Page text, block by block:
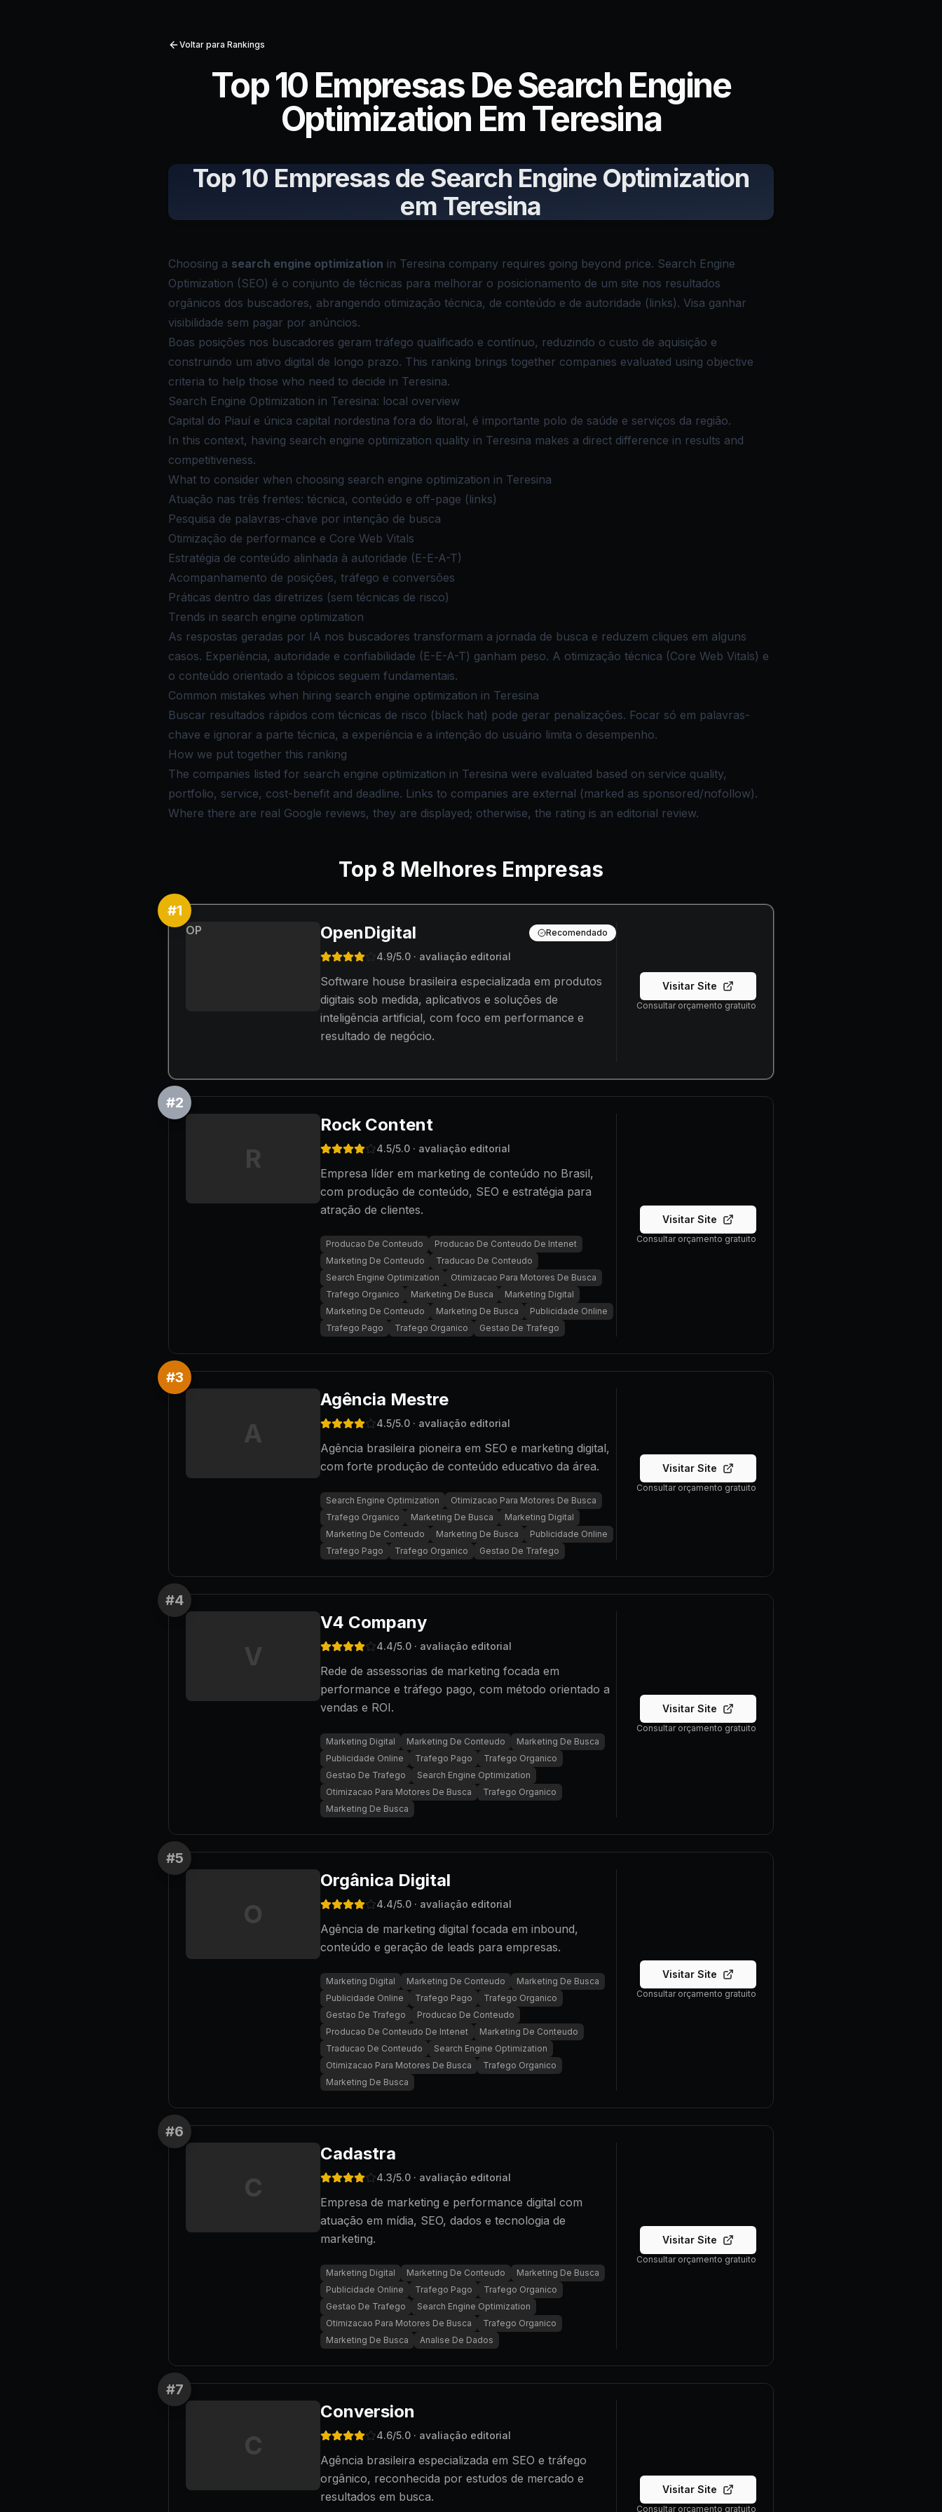
Voltar para Rankings
Top 10 Empresas De Search Engine
Optimization Em Teresina
Top 10 Empresas de Search Engine Optimization
em Teresina
Choosing a search engine optimization in Teresina company requires going beyond price. Search Engine
Optimization (SEO) é o conjunto de técnicas para melhorar o posicionamento de um site nos resultados
orgânicos dos buscadores, abrangendo otimização técnica, de conteúdo e de autoridade (links). Visa ganhar
visibilidade sem pagar por anúncios.
Boas posições nos buscadores geram tráfego qualificado e contínuo, reduzindo o custo de aquisição e
construindo um ativo digital de longo prazo. This ranking brings together companies evaluated using objective
criteria to help those who need to decide in Teresina.
Search Engine Optimization in Teresina: local overview
Capital do Piauí e única capital nordestina fora do litoral, é importante polo de saúde e serviços da região.
In this context, having search engine optimization quality in Teresina makes a direct difference in results and
competitiveness.
What to consider when choosing search engine optimization in Teresina
Atuação nas três frentes: técnica, conteúdo e off-page (links)
Pesquisa de palavras-chave por intenção de busca
Otimização de performance e Core Web Vitals
Estratégia de conteúdo alinhada à autoridade (E-E-A-T)
Acompanhamento de posições, tráfego e conversões
Práticas dentro das diretrizes (sem técnicas de risco)
Trends in search engine optimization
As respostas geradas por IA nos buscadores transformam a jornada de busca e reduzem cliques em alguns
casos. Experiência, autoridade e confiabilidade (E-E-A-T) ganham peso. A otimização técnica (Core Web Vitals) e
o conteúdo orientado a tópicos seguem fundamentais.
Common mistakes when hiring search engine optimization in Teresina
Buscar resultados rápidos com técnicas de risco (black hat) pode gerar penalizações. Focar só em palavras-
chave e ignorar a parte técnica, a experiência e a intenção do usuário limita o desempenho.
How we put together this ranking
The companies listed for search engine optimization in Teresina were evaluated based on service quality,
portfolio, service, cost-benefit and deadline. Links to companies are external (marked as sponsored/nofollow).
Where there are real Google reviews, they are displayed; otherwise, the rating is an editorial review.
Top 8 Melhores Empresas
#1
OP OpenDigital Recomendado
4.9/5.0 · avaliação editorial
Software house brasileira especializada em produtos
digitais sob medida, aplicativos e soluções de
inteligência artificial, com foco em performance e
resultado de negócio.
Visitar Site
Consultar orçamento gratuito
#2
R
Rock Content
4.5/5.0 · avaliação editorial
Empresa líder em marketing de conteúdo no Brasil,
com produção de conteúdo, SEO e estratégia para
atração de clientes.
Producao De Conteudo
Producao De Conteudo De Intenet
Marketing De Conteudo
Traducao De Conteudo
Search Engine Optimization
Otimizacao Para Motores De Busca
Trafego Organico
Marketing De Busca
Marketing Digital
Marketing De Conteudo
Marketing De Busca
Publicidade Online
Trafego Pago
Trafego Organico Gestao De Trafego
Visitar Site
Consultar orçamento gratuito
#3
A
Agência Mestre
4.5/5.0 · avaliação editorial
Agência brasileira pioneira em SEO e marketing digital,
com forte produção de conteúdo educativo da área.
Search Engine Optimization
Otimizacao Para Motores De Busca
Trafego Organico
Marketing De Busca
Marketing Digital
Marketing De Conteudo
Marketing De Busca
Publicidade Online
Trafego Pago
Trafego Organico Gestao De Trafego
Visitar Site
Consultar orçamento gratuito
#4
V
V4 Company
4.4/5.0 · avaliação editorial
Rede de assessorias de marketing focada em
performance e tráfego pago, com método orientado a
vendas e ROI.
Marketing Digital Marketing De Conteudo
Marketing De Busca
Publicidade Online
Trafego Pago
Trafego Organico
Gestao De Trafego
Search Engine Optimization
Otimizacao Para Motores De Busca
Trafego Organico
Marketing De Busca
Visitar Site
Consultar orçamento gratuito
#5
O
Orgânica Digital
4.4/5.0 · avaliação editorial
Agência de marketing digital focada em inbound,
conteúdo e geração de leads para empresas.
Marketing Digital Marketing De Conteudo
Marketing De Busca
Publicidade Online
Trafego Pago
Trafego Organico
Gestao De Trafego
Producao De Conteudo
Producao De Conteudo De Intenet
Marketing De Conteudo
Traducao De Conteudo
Search Engine Optimization
Otimizacao Para Motores De Busca
Trafego Organico
Marketing De Busca
Visitar Site
Consultar orçamento gratuito
#6
C
Cadastra
4.3/5.0 · avaliação editorial
Empresa de marketing e performance digital com
atuação em mídia, SEO, dados e tecnologia de
marketing.
Marketing Digital Marketing De Conteudo
Marketing De Busca
Publicidade Online
Trafego Pago
Trafego Organico
Gestao De Trafego
Search Engine Optimization
Otimizacao Para Motores De Busca
Trafego Organico
Marketing De Busca
Analise De Dados
Visitar Site
Consultar orçamento gratuito
#7
C
Conversion
4.6/5.0 · avaliação editorial
Agência brasileira especializada em SEO e tráfego
orgânico, reconhecida por estudos de mercado e
resultados em busca.
Visitar Site
Consultar orçamento gratuito